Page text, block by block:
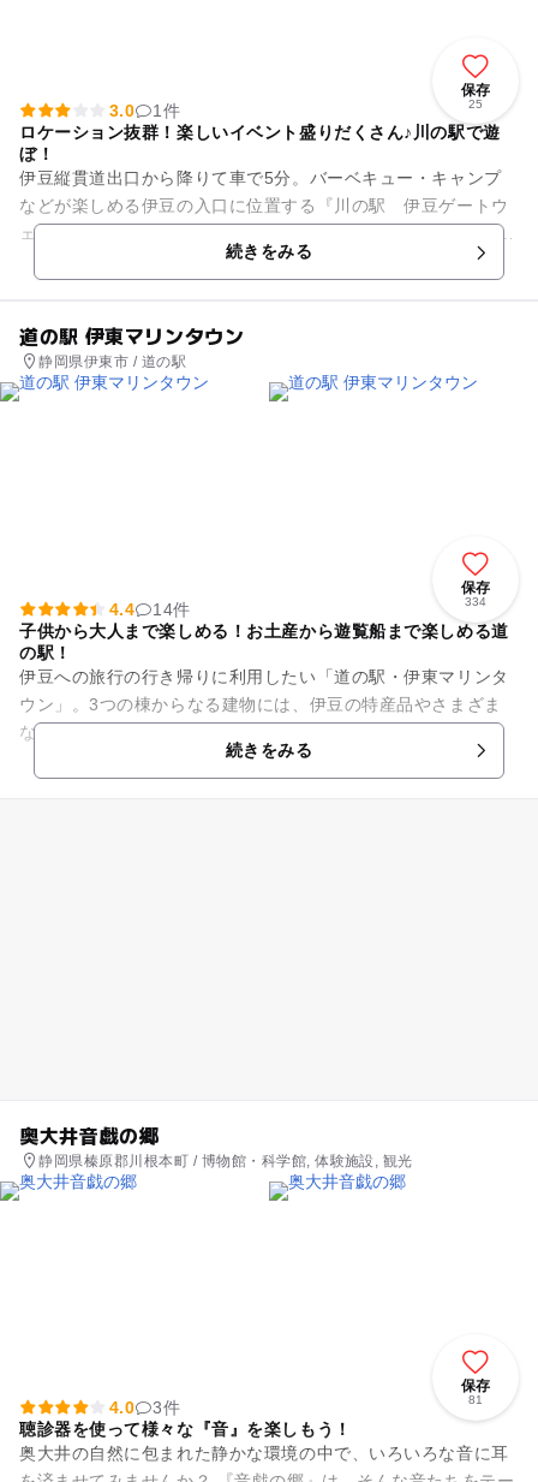
保存
25
3.0
1件
ロケーション抜群！楽しいイベント盛りだくさん♪川の駅で遊
ぼ！
伊豆縦貫道出口から降りて車で5分。バーベキュー・キャンプ
などが楽しめる伊豆の入口に位置する『川の駅 伊豆ゲートウ
ェイ函南』 川の駅では定期的におもしろ自転車体験やマルシェ
続きをみる
道の駅 伊東マリンタウン
静岡県伊東市 / 道の駅
保存
334
4.4
14件
子供から大人まで楽しめる！お土産から遊覧船まで楽しめる道
の駅！
伊豆への旅行の行き帰りに利用したい「道の駅・伊東マリンタ
ウン」。3つの棟からなる建物には、伊豆の特産品やさまざま
な味を味わえるショップ＆レストラン「オーシャンバザー
ル」、海を見ながら天然温泉を満...
続きをみる
奥大井音戯の郷
静岡県榛原郡川根本町 / 博物館・科学館, 体験施設, 観光
保存
81
4.0
3件
聴診器を使って様々な『音』を楽しもう！
奥大井の自然に包まれた静かな環境の中で、いろいろな音に耳